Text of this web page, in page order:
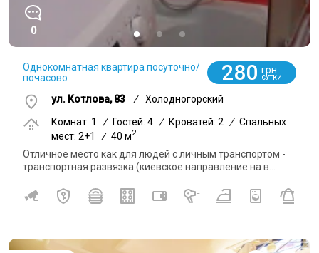
0
Однокомнатная квартира посуточно/
почасово
280 грн
СУТКИ
ул. Котлова, 83 /
Холодногорский
Комнат: 1
/ Гостей: 4 / Кроватей: 2 / Спальных
мест: 2+1
/ 40 м2
Отличное место как для людей с личным транспортом -
транспортная развязка (киевское направление на в...